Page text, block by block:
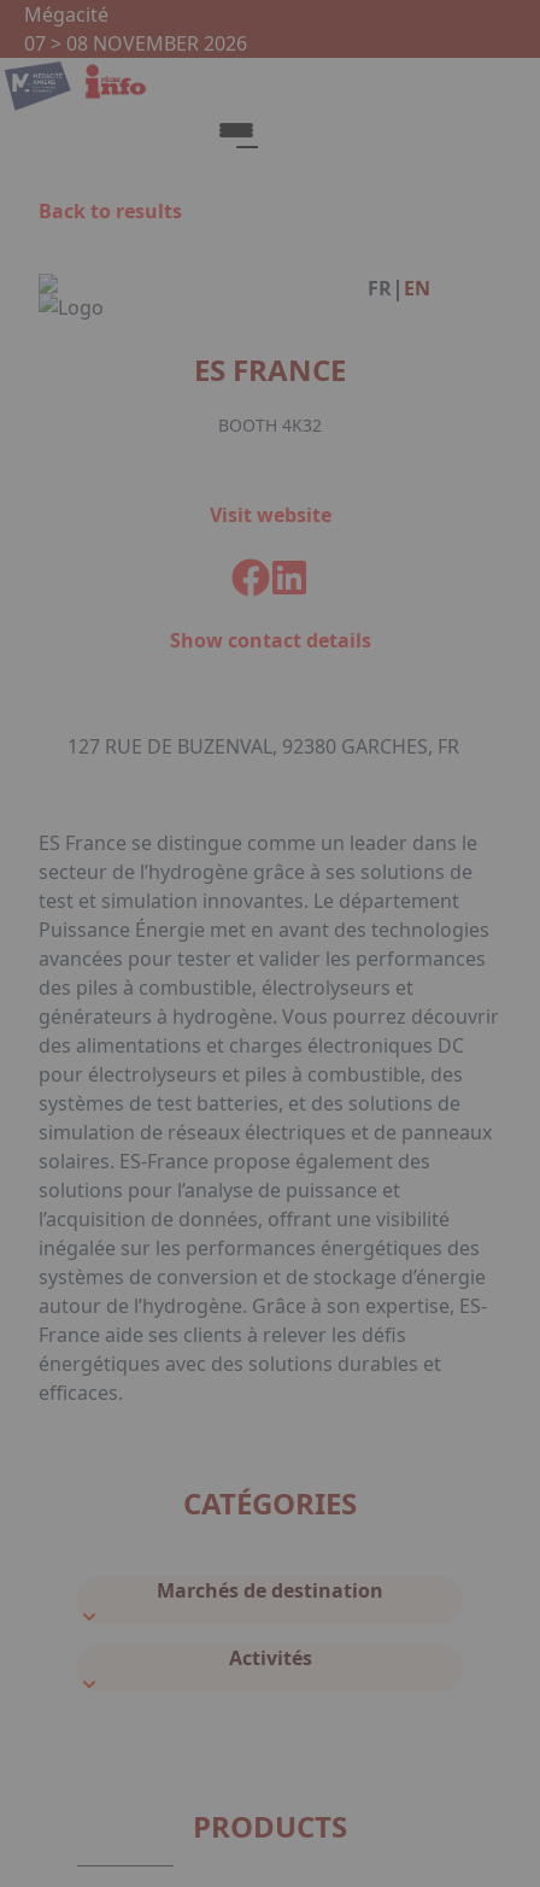
Skip to main content
Mégacité
07 > 08 NOVEMBER 2026
FR | EN
Back to results
ES FRANCE
BOOTH 4K32
Visit website
Show contact details
127 RUE DE BUZENVAL, 92380 GARCHES, FR
ES France se distingue comme un leader dans le
secteur de l’hydrogène grâce à ses solutions de
test et simulation innovantes. Le département
Puissance Énergie met en avant des technologies
avancées pour tester et valider les performances
des piles à combustible, électrolyseurs et
générateurs à hydrogène. Vous pourrez découvrir
des alimentations et charges électroniques DC
pour électrolyseurs et piles à combustible, des
systèmes de test batteries, et des solutions de
simulation de réseaux électriques et de panneaux
solaires. ES-France propose également des
solutions pour l’analyse de puissance et
l’acquisition de données, offrant une visibilité
inégalée sur les performances énergétiques des
systèmes de conversion et de stockage d’énergie
autour de l’hydrogène. Grâce à son expertise, ES-
France aide ses clients à relever les défis
énergétiques avec des solutions durables et
efficaces.
CATÉGORIES
Marchés de destination
Activités
PRODUCTS
Cookies management panel